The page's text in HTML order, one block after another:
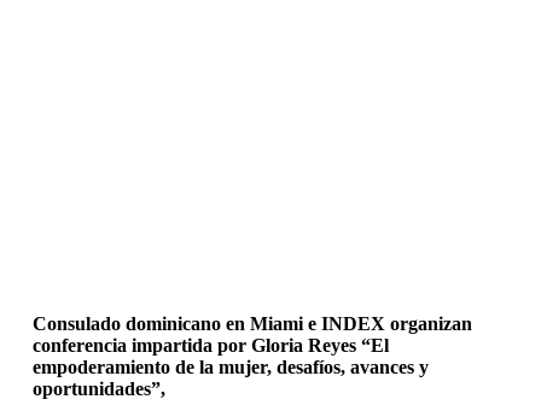
Consulado dominicano en Miami e INDEX organizan
conferencia impartida por Gloria Reyes “El
empoderamiento de la mujer, desafíos, avances y
oportunidades”,